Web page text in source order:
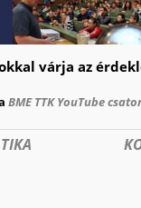
várja az
BME TTK YouTube